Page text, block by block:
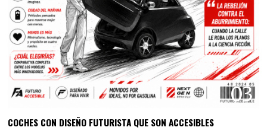
03
COCHES CON DISEÑO FUTURISTA QUE SON ACCESIBLES